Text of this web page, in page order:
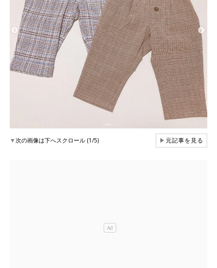
▼次の画像は下へスクロール (1/5) ▶元記事を見る